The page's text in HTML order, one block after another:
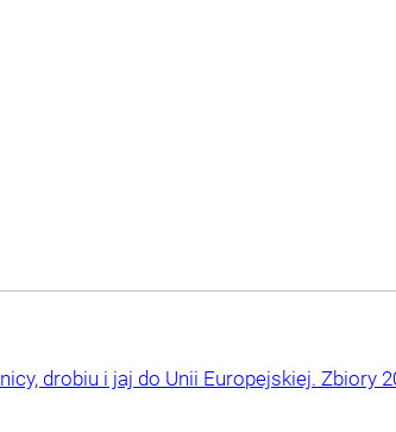
drobiu i jaj do Unii Europejskiej. Zbiory